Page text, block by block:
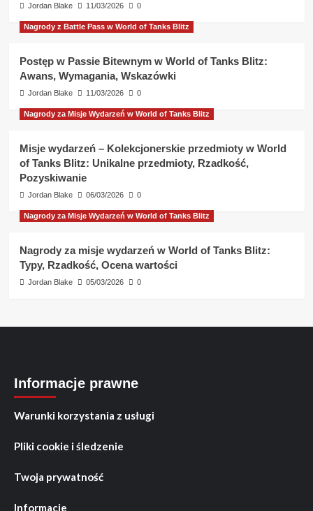
Jordan Blake 11/03/2026 0
Nagrody z Battle Pass w World of Tanks Blitz
Postęp w Passie Bitewnym w World of Tanks Blitz:
Awans, Wymagania, Wskazówki
Jordan Blake 11/03/2026 0
Nagrody za Misje Wydarzeń w World of Tanks Blitz
Misje wydarzeń – Kolekcjonerskie przedmioty w World
of Tanks Blitz: Unikalne przedmioty, Rzadkość,
Pozyskiwanie
Jordan Blake 06/03/2026 0
Nagrody za Misje Wydarzeń w World of Tanks Blitz
Nagrody za misje wydarzeń w World of Tanks Blitz:
Typy, Rzadkość, Ocena wartości
Jordan Blake 05/03/2026 0
Informacje prawne
Warunki korzystania z usługi
Pliki cookie i śledzenie
Twoja prywatność
Informacje